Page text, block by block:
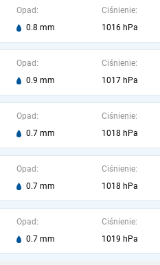
Opad:
0.8 mm
Ciśnienie:
1016 hPa
Opad:
0.9 mm
Ciśnienie:
1017 hPa
Opad:
0.7 mm
Ciśnienie:
1018 hPa
Opad:
0.7 mm
Ciśnienie:
1018 hPa
Opad:
0.7 mm
Ciśnienie:
1019 hPa